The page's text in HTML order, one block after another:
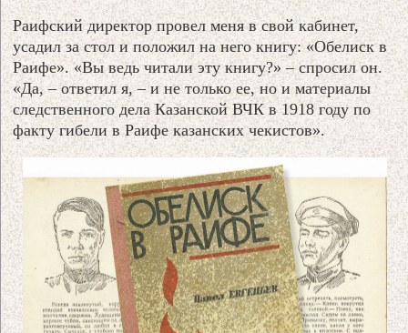
Раифский директор провел меня в свой кабинет,
усадил за стол и положил на него книгу: «Обелиск в
Раифе». «Вы ведь читали эту книгу?» – спросил он.
«Да, – ответил я, – и не только ее, но и материалы
следственного дела Казанской ВЧК в 1918 году по
факту гибели в Раифе казанских чекистов».